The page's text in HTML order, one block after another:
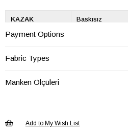
KAZAK
Tekniği
Baskısız
KAZAK Cinsiyet
Tipi
Payment Options
Fabric Types
Manken Ölçüleri
Add to My Wish List